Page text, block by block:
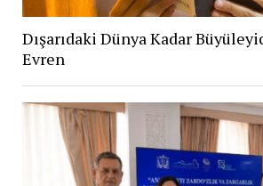
Dışarıdaki Dünya Kadar
Evren